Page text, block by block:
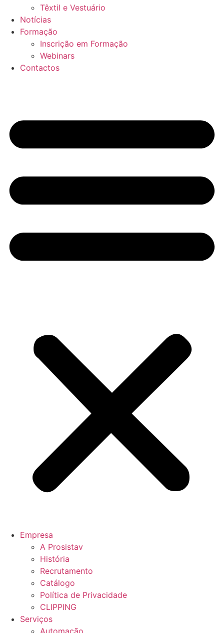
Têxtil e Vestuário
Notícias
Formação
Inscrição em Formação
Webinars
Contactos
Empresa
A Prosistav
História
Recrutamento
Catálogo
Política de Privacidade
CLIPPING
Serviços